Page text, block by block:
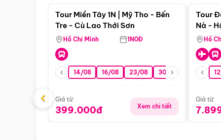
Tour Miền Tây 1N | Mỹ Tho - Bến
Tre - Cù Lao Thới Sơn
Hồ Chí Minh 1N0Đ
14/08 16/08 23/08 30/08 06/09
Giá từ:
399.000đ Xem chi tiết
Tour
Nà -
Nha
Hồ
Giá từ:
‹